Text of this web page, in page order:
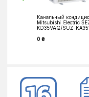
Канальный
Mitsubishi Electric
KD35VAQ/SUZ-
0 ₴